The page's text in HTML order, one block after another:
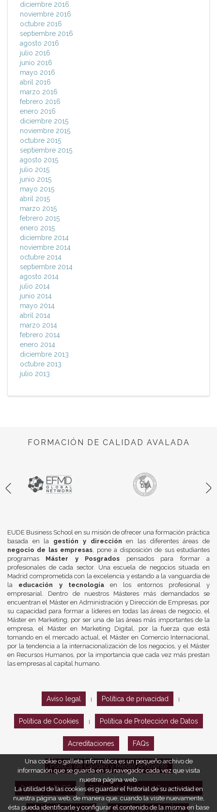
diciembre 2016
noviembre 2016
octubre 2016
septiembre 2016
agosto 2016
julio 2016
junio 2016
mayo 2016
abril 2016
marzo 2016
febrero 2016
enero 2016
diciembre 2015
noviembre 2015
octubre 2015
septiembre 2015
agosto 2015
julio 2015
junio 2015
mayo 2015
abril 2015
marzo 2015
febrero 2015
enero 2015
diciembre 2014
noviembre 2014
octubre 2014
septiembre 2014
agosto 2014
julio 2014
junio 2014
mayo 2014
abril 2014
marzo 2014
febrero 2014
enero 2014
diciembre 2013
octubre 2013
julio 2013
FORMACIÓN DE CALIDAD AVALADA
EUDE Business School en su misión de ofrecer una formación práctica
basada en la gestión y dirección en las diferentes áreas de
negocio de las empresas, pone a disposición de sus estudiantes
programas Máster y Posgrados pensados para formar a
profesionales de cada sector. Una escuela de negocios situada en
Madrid comprometida con la excelencia y estando a la vanguardia de
la educación y tecnologíaen los entornos profesional y
empresarial. Dentro de nuestros Másteres más demandados se
encuentran el Máster en Administración y Dirección de Empresas, por
su capacidad para formar a líderes en todas las áreas de negocio, el
Máster en Marketing, por ser una de las áreas más importantes de la
empresa, el Máster en Marketing Digital, por la fuerza que está
tomando en el mercado actual, el Máster en Comercio Internacional,
por la tendencia a la internacionalización de los negocios, y el Máster
en Recursos Humanos, por la importancia que cada vez más prestan
las empresas al capital humano.
Aviso legal Política de privacidad
Política de Cookies Política de Protección de Datos
Acreditaciones FAQs
Política de Calidad y Medio Ambiente
Opiniones EUDE Política de Marketing Responsable
Una cookie o galleta informática es un pequeño archivo de
información que se guarda en su navegador cada vez que visita
nuestra página web.
La utilidad de las cookies es guardar el historial de su actividad en
nuestra página web, de manera que, cuando la visite nuevamente,
ésta pueda identificarle y configurar el contenido de la misma en base